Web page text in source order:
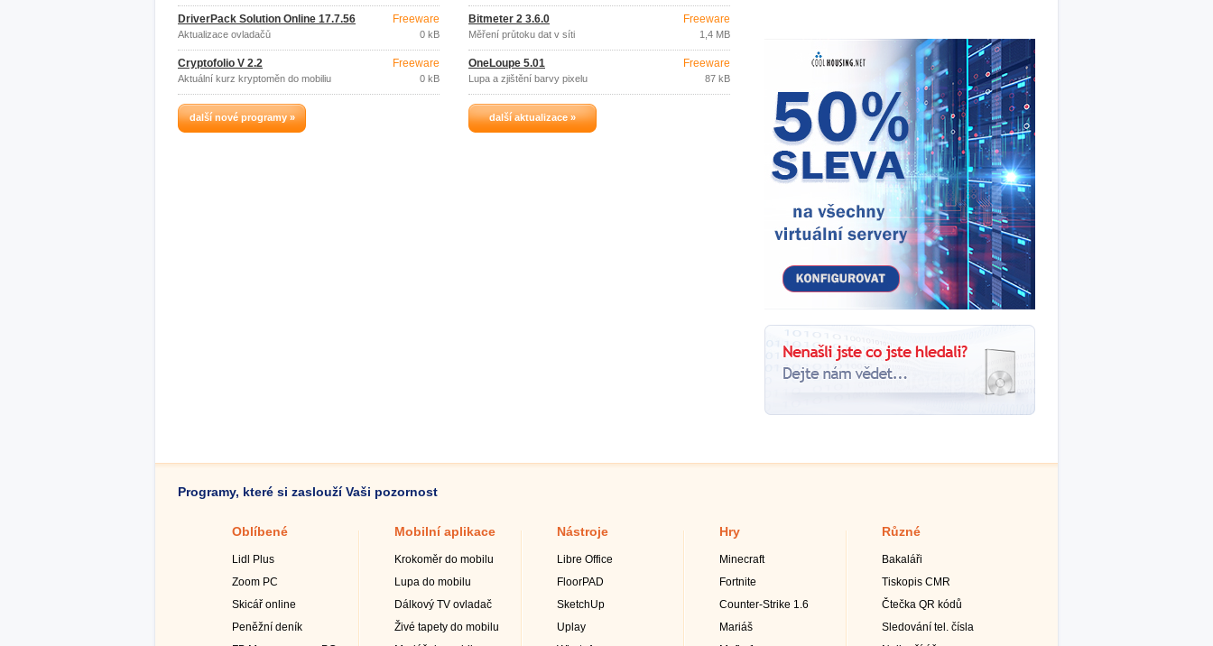
DriverPack Solution Online 17.7.56
Aktualizace ovladačů
Freeware
0 kB
Cryptofolio V 2.2
Aktuální kurz kryptoměn do mobiliu
Freeware
0 kB
další nové programy »
Bitmeter 2 3.6.0
Měření průtoku dat v síti
Freeware
1,4 MB
OneLoupe 5.01
Lupa a zjištění barvy pixelu
Freeware
87 kB
další aktualizace »
Programy, které si zaslouží Vaši pozornost
Oblíbené
Lidl Plus
Zoom PC
Skicář online
Peněžní deník
Mobilní aplikace
Krokoměr do mobilu
Lupa do mobilu
Dálkový TV ovladač
Živé tapety do mobilu
Nástroje
Libre Office
FloorPAD
SketchUp
Uplay
Hry
Minecraft
Fortnite
Counter-Strike 1.6
Mariáš
Různé
Bakaláři
Tiskopis CMR
Čtečka QR kódů
Sledování tel. čísla